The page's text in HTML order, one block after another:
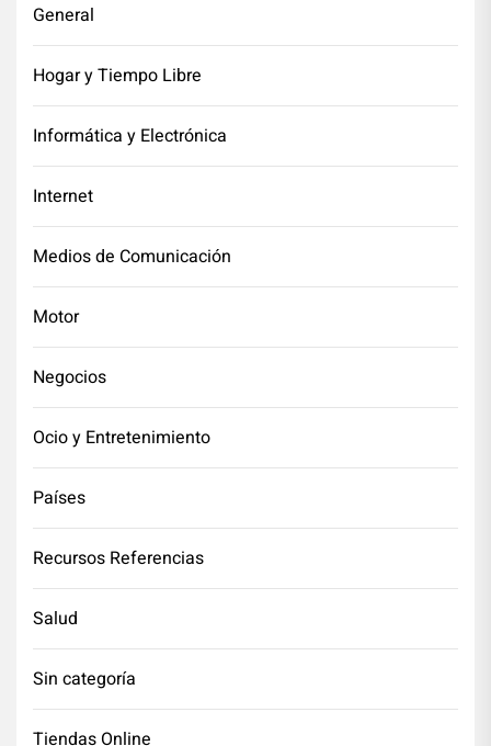
General
Hogar y Tiempo Libre
Informática y Electrónica
Internet
Medios de Comunicación
Motor
Negocios
Ocio y Entretenimiento
Países
Recursos Referencias
Salud
Sin categoría
Tiendas Online